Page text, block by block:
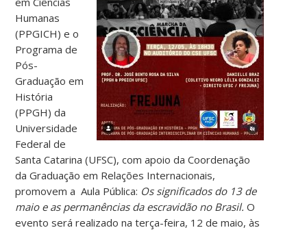
Humanas
(PPGICH) e o
Programa de
Pós-
Graduação em
História
(PPGH) da
Universidade
Federal de
Santa Catarina (UFSC), com apoio da Coordenação
da Graduação em Relações Internacionais,
promovem a Aula Pública: Os significados do 13 de
maio e as permanências da escravidão no Brasil.O
evento será realizado na terça-feira, 12 de maio, às